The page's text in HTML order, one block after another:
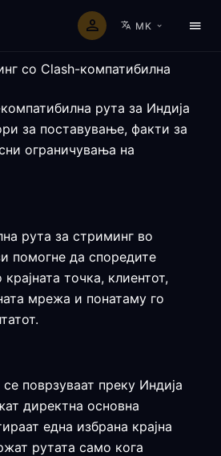
MK
со Clash-компатибилна
рута за Индија
за поставување, факти за
ограничувања на
рута за стриминг во
помогне да споредите
точка, клиентот,
мрежа и понатаму го
поврзуваат преку Индија
директна основна
една избрана крајна
рутата само кога